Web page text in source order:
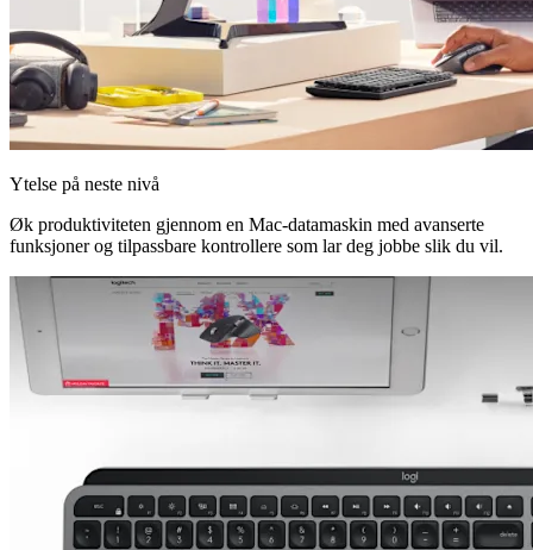
Ytelse på neste nivå
Øk produktiviteten gjennom en Mac-datamaskin med avanserte
funksjoner og tilpassbare kontrollere som lar deg jobbe slik du vil.